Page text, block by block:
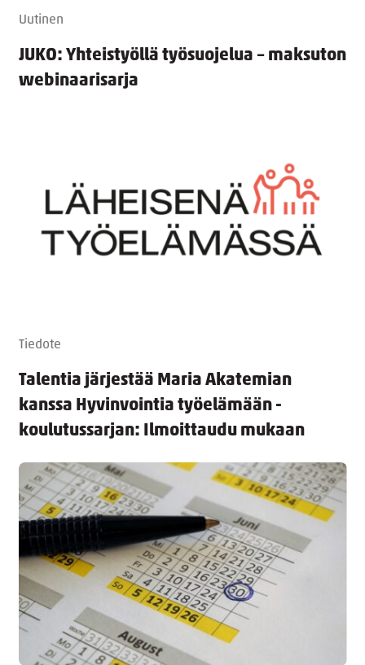
Uutinen
JUKO: Yhteistyöllä työsuojelua – maksuton
webinaarisarja
Tiedote
Talentia järjestää Maria Akatemian
kanssa Hyvinvointia työelämään -
koulutussarjan: Ilmoittaudu mukaan